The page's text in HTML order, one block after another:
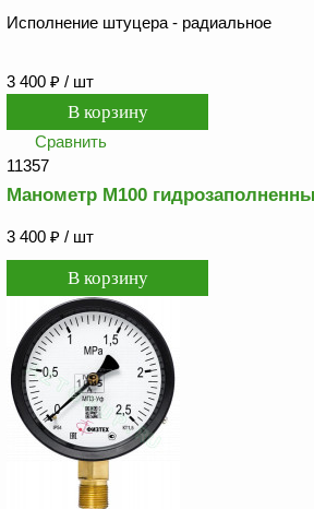
Исполнение штуцера - радиальное
3 400 ₽ / шт
Сравнить
11357
Манометр М100
3 400 ₽ / шт